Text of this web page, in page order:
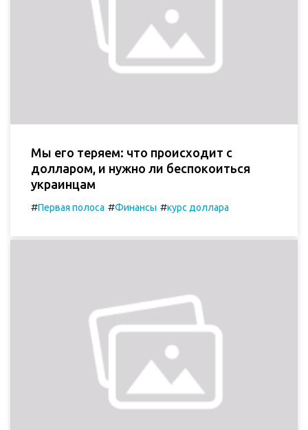
Мы его теряем: что происходит с
долларом, и нужно ли беспокоиться
украинцам
#Первая полоса #Финансы #курс доллара